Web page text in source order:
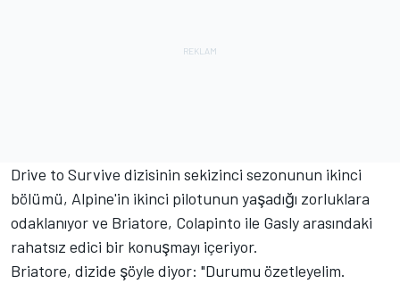
Drive to Survive dizisinin sekizinci sezonunun ikinci
bölümü, Alpine'in ikinci pilotunun yaşadığı zorluklara
odaklanıyor ve Briatore, Colapinto ile Gasly arasındaki
rahatsız edici bir konuşmayı içeriyor.
Briatore, dizide şöyle diyor: "Durumu özetleyelim.